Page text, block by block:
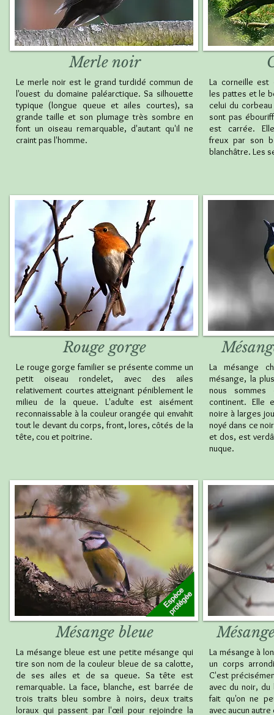
Merle noir
Le merle noir est le grand turdidé commun de
l'ouest du domaine paléarctique. Sa silhouette
typique (longue queue et ailes courtes), sa
grande taille et son plumage très sombre en
font un oiseau remarquable, d'autant qu'il ne
craint pas l'homme.
Rouge gorge
Le rouge gorge familier se présente comme un
petit oiseau rondelet, avec des ailes
relativement courtes atteignant péniblement le
milieu de la queue. L'adulte est aisément
reconnaissable à la couleur orangée qui envahit
tout le devant du corps, front, lores, côtés de la
tête, cou et poitrine.
Mésange bleue
La mésange bleue est une petite mésange qui
tire son nom de la couleur bleue de sa calotte,
de ses ailes et de sa queue. Sa tête est
remarquable. La face, blanche, est barrée de
trois traits bleu sombre à noirs, deux traits
loraux qui passent par l'œil pour rejoindre la
La corneille est
les pattes et le
celui du
sont pas
est carrée.
freux par son
blanchâtre. Les
La mésange
mésange, la
nous sommes
continent. Elle
noire à larges
noyé dans ce
et dos, est
nuque.
La mésange à
un corps
C'est
avec du noir,
fait qu'on ne
avec aucun autre